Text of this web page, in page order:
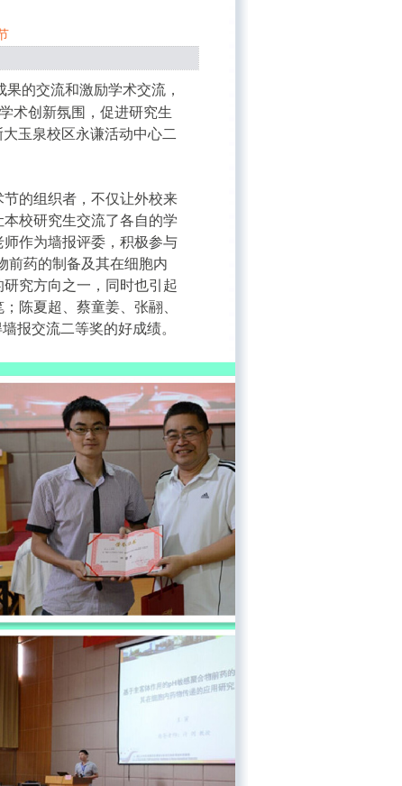
的交流和激励学术交流，
术创新氛围，促进研究生
大玉泉校区永谦活动中心二
的组织者，不仅让外校来
校研究生交流了各自的学
作为墙报评委，积极参与
前药的制备及其在细胞内
究方向之一，同时也引起
陈夏超、蔡童姜、张翮、
报交流二等奖的好成绩。